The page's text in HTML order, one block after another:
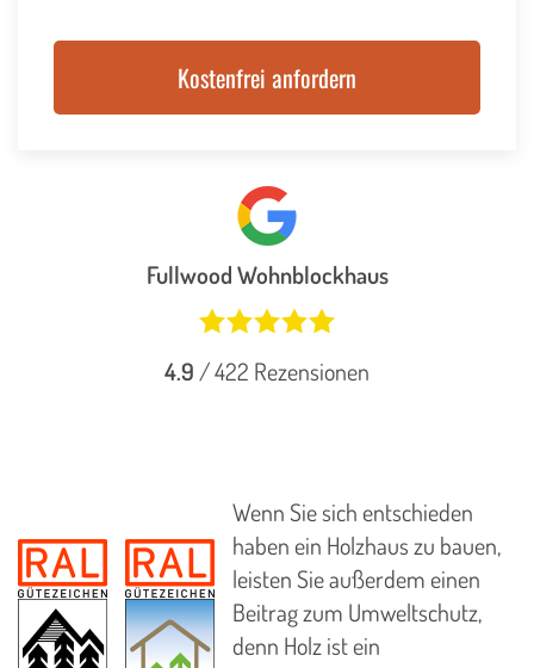
Fullwood Wohnblockhaus
4.9/422 Rezensionen
Wenn Sie sich entschieden
haben ein Holzhaus zu bauen,
leisten Sie außerdem einen
Beitrag zum Umweltschutz,
denn Holz ist ein